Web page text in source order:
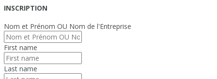
INSCRIPTION
Nom et Prénom OU Nom de l'Entreprise
First name
Last name